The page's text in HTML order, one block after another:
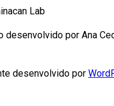
Lab
desenvolvido por Ana
desenvolvido por